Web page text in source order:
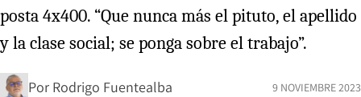
posta 4x400. “Que nunca más el pituto, el apellido
y la clase social; se ponga sobre el trabajo”.
Por Rodrigo Fuentealba 9 NOVIEMBRE 2023